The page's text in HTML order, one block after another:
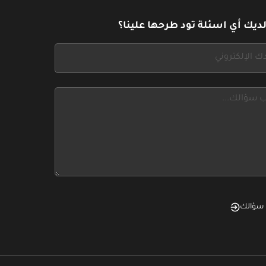
أي اسئلة تود طرحها علينا؟
سؤالك